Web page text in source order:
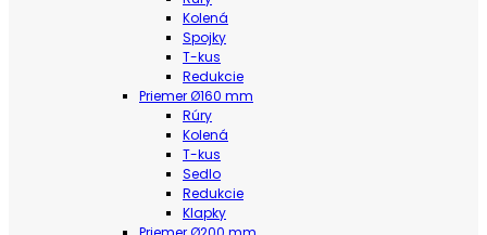
Kolená
Spojky
T-kus
Redukcie
Priemer Ø160 mm
Rúry
Kolená
T-kus
Sedlo
Redukcie
Klapky